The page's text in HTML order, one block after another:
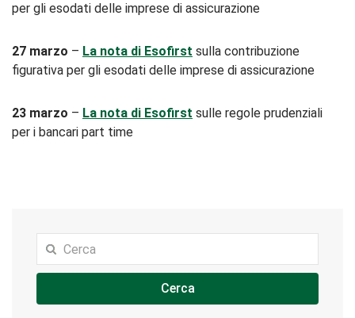
per gli esodati delle imprese di assicurazione
27 marzo – La nota di Esofirst sulla contribuzione
figurativa per gli esodati delle imprese di assicurazione
23 marzo – La nota di Esofirst sulle regole prudenziali
per i bancari part time
Cerca